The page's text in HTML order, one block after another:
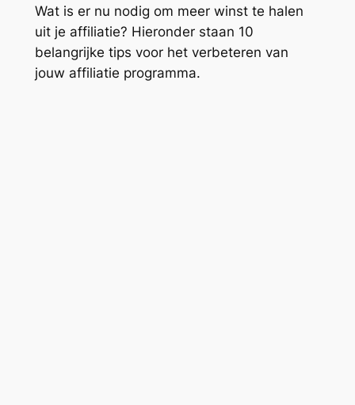
Wat is er nu nodig om meer winst te halen
uit je affiliatie? Hieronder staan 10
belangrijke tips voor het verbeteren van
jouw affiliatie programma.